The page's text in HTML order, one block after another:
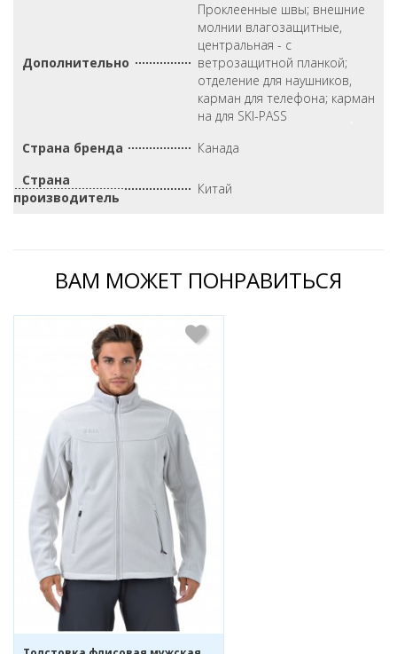
Дополнительно
Проклеенные швы; внешние
молнии влагозащитные,
центральная - с
ветрозащитной планкой;
отделение для наушников,
карман для телефона; карман
на для SKI-PASS
Страна бренда
Канада
Страна
производитель
Китай
ВАМ МОЖЕТ ПОНРАВИТЬСЯ